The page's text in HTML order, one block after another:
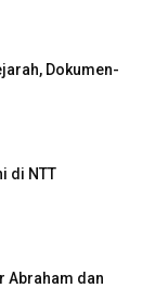
Dokumen-
di NTT
Abraham dan